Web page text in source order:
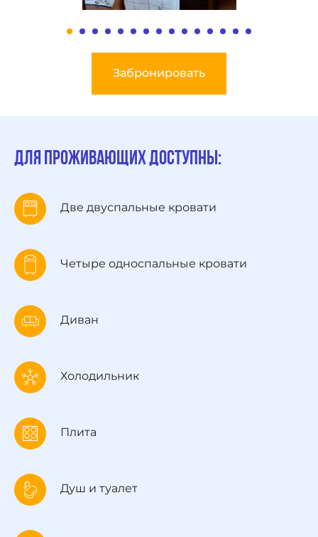
Забронировать
Для проживающих доступны:
Две двуспальные кровати
Четыре односпальные кровати
Диван
Холодильник
Плита
Душ и туалет